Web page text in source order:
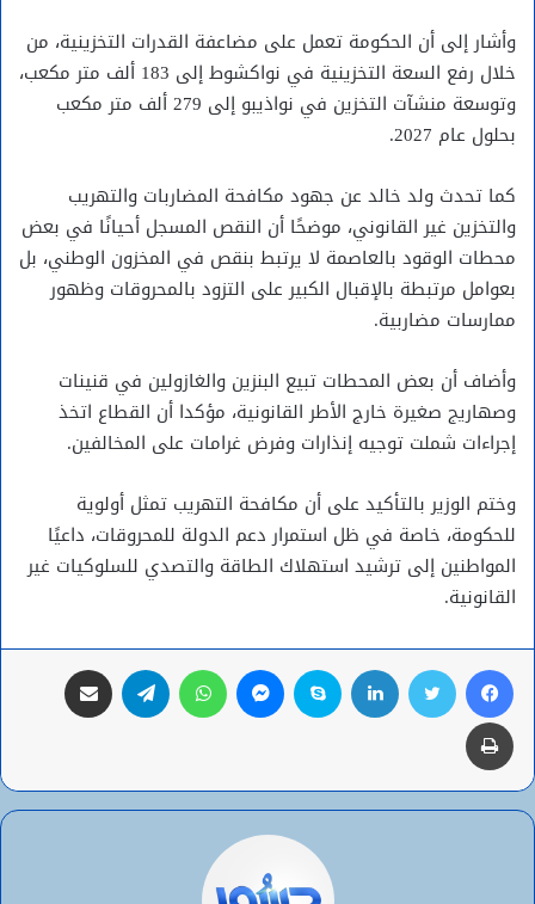
وأشار إلى أن الحكومة تعمل على مضاعفة القدرات التخزينية، من
خلال رفع السعة التخزينية في نواكشوط إلى 183 ألف متر مكعب،
وتوسعة منشآت التخزين في نواذيبو إلى 279 ألف متر مكعب
بحلول عام 2027.
كما تحدث ولد خالد عن جهود مكافحة المضاربات والتهريب
والتخزين غير القانوني، موضحًا أن النقص المسجل أحيانًا في بعض
محطات الوقود بالعاصمة لا يرتبط بنقص في المخزون الوطني، بل
بعوامل مرتبطة بالإقبال الكبير على التزود بالمحروقات وظهور
ممارسات مضاربية.
وأضاف أن بعض المحطات تبيع البنزين والغازولين في قنينات
وصهاريج صغيرة خارج الأطر القانونية، مؤكدا أن القطاع اتخذ
إجراءات شملت توجيه إنذارات وفرض غرامات على المخالفين.
وختم الوزير بالتأكيد على أن مكافحة التهريب تمثل أولوية
للحكومة، خاصة في ظل استمرار دعم الدولة للمحروقات، داعيًا
المواطنين إلى ترشيد استهلاك الطاقة والتصدي للسلوكيات غير
القانونية.
فيسبوك تويتر لينكدإن سكايب ماسنجر واتساب تيلقرام
طباعة